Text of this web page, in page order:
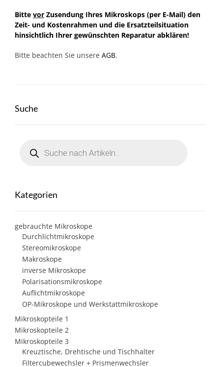
Bitte vor Zusendung Ihres Mikroskops (per E-Mail) den
Zeit- und Kostenrahmen und die Ersatzteilsituation
hinsichtlich Ihrer gewünschten Reparatur abklären!
Bitte beachten Sie unsere AGB.
Suche
search
Kategorien
gebrauchte Mikroskope
Durchlichtmikroskope
Stereomikroskope
Makroskope
inverse Mikroskope
Polarisationsmikroskope
Auflichtmikroskope
OP-Mikroskope und Werkstattmikroskope
Mikroskopteile 1
Mikroskopteile 2
Mikroskopteile 3
Kreuztische, Drehtische und Tischhalter
Filtercubewechsler + Prismenwechsler